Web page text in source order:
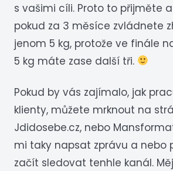
s vašimi cíli. Proto to přijměte
pokud za 3 měsíce zvládnete
jenom 5 kg, protože ve finále
5 kg máte zase další tři.
Pokud by vás zajímalo, jak
klienty, můžete mrknout na
Jdidosebe.cz, nebo
mi taky napsat zprávu a nebo
začít sledovat tenhle kanál.